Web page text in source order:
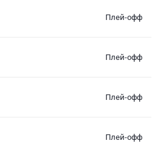
Плей-офф
Плей-офф
Плей-офф
Плей-офф